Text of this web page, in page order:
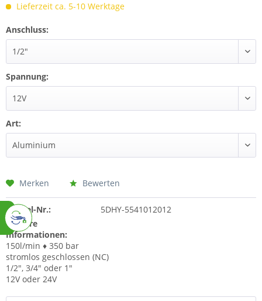
Lieferzeit ca. 5-10 Werktage
Anschluss:
Spannung:
Art:
Merken Bewerten
Artikel-Nr.:
5DHY-5541012012
Weitere
Informationen:
150l/min ♦ 350 bar
stromlos geschlossen (NC)
1/2", 3/4" oder 1"
12V oder 24V